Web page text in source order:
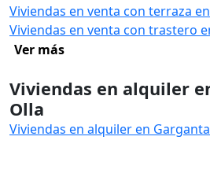
Viviendas en venta con terraza
Viviendas en venta con trastero
Ver más
Viviendas en alquiler
Olla
Viviendas en alquiler en